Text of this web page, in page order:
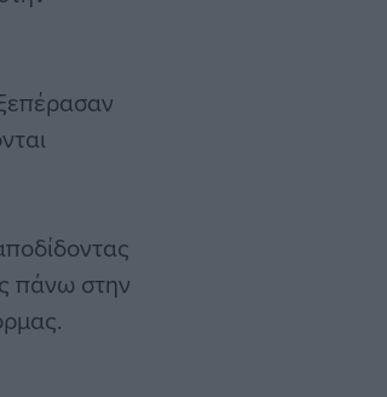
πάνω στην